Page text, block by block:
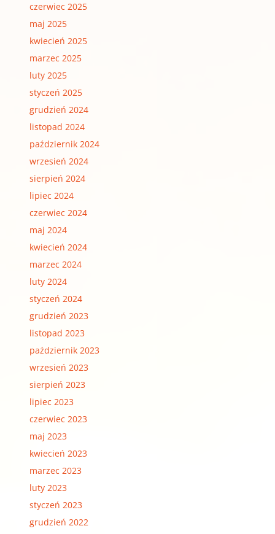
czerwiec 2025
maj 2025
kwiecień 2025
marzec 2025
luty 2025
styczeń 2025
grudzień 2024
listopad 2024
październik 2024
wrzesień 2024
sierpień 2024
lipiec 2024
czerwiec 2024
maj 2024
kwiecień 2024
marzec 2024
luty 2024
styczeń 2024
grudzień 2023
listopad 2023
październik 2023
wrzesień 2023
sierpień 2023
lipiec 2023
czerwiec 2023
maj 2023
kwiecień 2023
marzec 2023
luty 2023
styczeń 2023
grudzień 2022